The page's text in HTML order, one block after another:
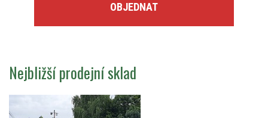
OBJEDNAT
Nejbližší prodejní sklad